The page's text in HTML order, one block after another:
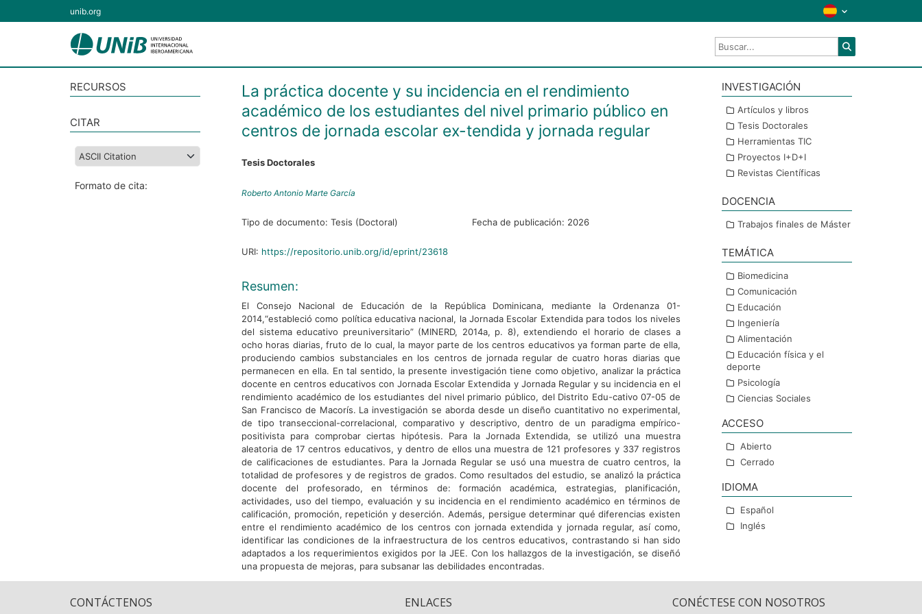
unib.org
RECURSOS
CITAR
Formato de cita:
La práctica docente y su incidencia en el rendimiento
académico de los estudiantes del nivel primario público en
centros de jornada escolar ex-tendida y jornada regular
Tesis Doctorales
Roberto Antonio Marte García
Tipo de documento: Tesis (Doctoral) Fecha de publicación: 2026
URI: https://repositorio.unib.org/id/eprint/23618
Resumen:
El Consejo Nacional de Educación de la República Dominicana, mediante la Ordenanza 01-
2014,“estableció como política educativa nacional, la Jornada Escolar Extendida para todos los niveles
del sistema educativo preuniversitario” (MINERD, 2014a, p. 8), extendiendo el horario de clases a
ocho horas diarias, fruto de lo cual, la mayor parte de los centros educativos ya forman parte de ella,
produciendo cambios substanciales en los centros de jornada regular de cuatro horas diarias que
permanecen en ella. En tal sentido, la presente investigación tiene como objetivo, analizar la práctica
docente en centros educativos con Jornada Escolar Extendida y Jornada Regular y su incidencia en el
rendimiento académico de los estudiantes del nivel primario público, del Distrito Edu-cativo 07-05 de
San Francisco de Macorís. La investigación se aborda desde un diseño cuantitativo no experimental,
de tipo transeccional-correlacional, comparativo y descriptivo, dentro de un paradigma empírico-
positivista para comprobar ciertas hipótesis. Para la Jornada Extendida, se utilizó una muestra
aleatoria de 17 centros educativos, y dentro de ellos una muestra de 121 profesores y 337 registros
de calificaciones de estudiantes. Para la Jornada Regular se usó una muestra de cuatro centros, la
totalidad de profesores y de registros de grados. Como resultados del estudio, se analizó la práctica
docente del profesorado, en términos de: formación académica, estrategias, planificación,
actividades, uso del tiempo, evaluación y su incidencia en el rendimiento académico en términos de
calificación, promoción, repetición y deserción. Además, persigue determinar qué diferencias existen
entre el rendimiento académico de los centros con jornada extendida y jornada regular, así como,
identificar las condiciones de la infraestructura de los centros educativos, contrastando si han sido
adaptados a los requerimientos exigidos por la JEE. Con los hallazgos de la investigación, se diseñó
una propuesta de mejoras, para subsanar las debilidades encontradas.
INVESTIGACIÓN
Artículos y libros
Tesis Doctorales
Herramientas TIC
Proyectos I+D+I
Revistas Científicas
DOCENCIA
Trabajos finales de Máster
TEMÁTICA
Biomedicina
Comunicación
Educación
Ingeniería
Alimentación
Educación física y el
deporte
Psicología
Ciencias Sociales
ACCESO
Abierto
Cerrado
IDIOMA
Español
Inglés
CONTÁCTENOS ENLACES CONÉCTESE CON NOSOTROS